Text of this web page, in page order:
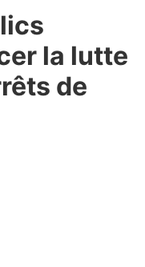
la lutte
de